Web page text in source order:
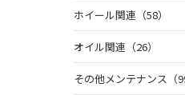
ホイール関連（58）
オイル関連（26）
その他メンテナンス（99